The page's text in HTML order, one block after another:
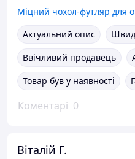
Актуальний опис
Ввічливий продавець
Товар був у наявності
Коментарі 0
Віталій Г.